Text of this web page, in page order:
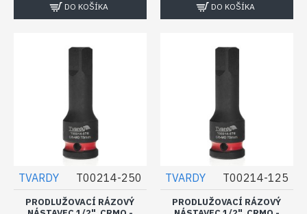
DO KOŠÍKA DO KOŠÍKA
TVARDY T00214-250
PRODLUŽOVACÍ RÁZOVÝ
TVARDY T00214-125
PRODLUŽOVACÍ RÁZOVÝ